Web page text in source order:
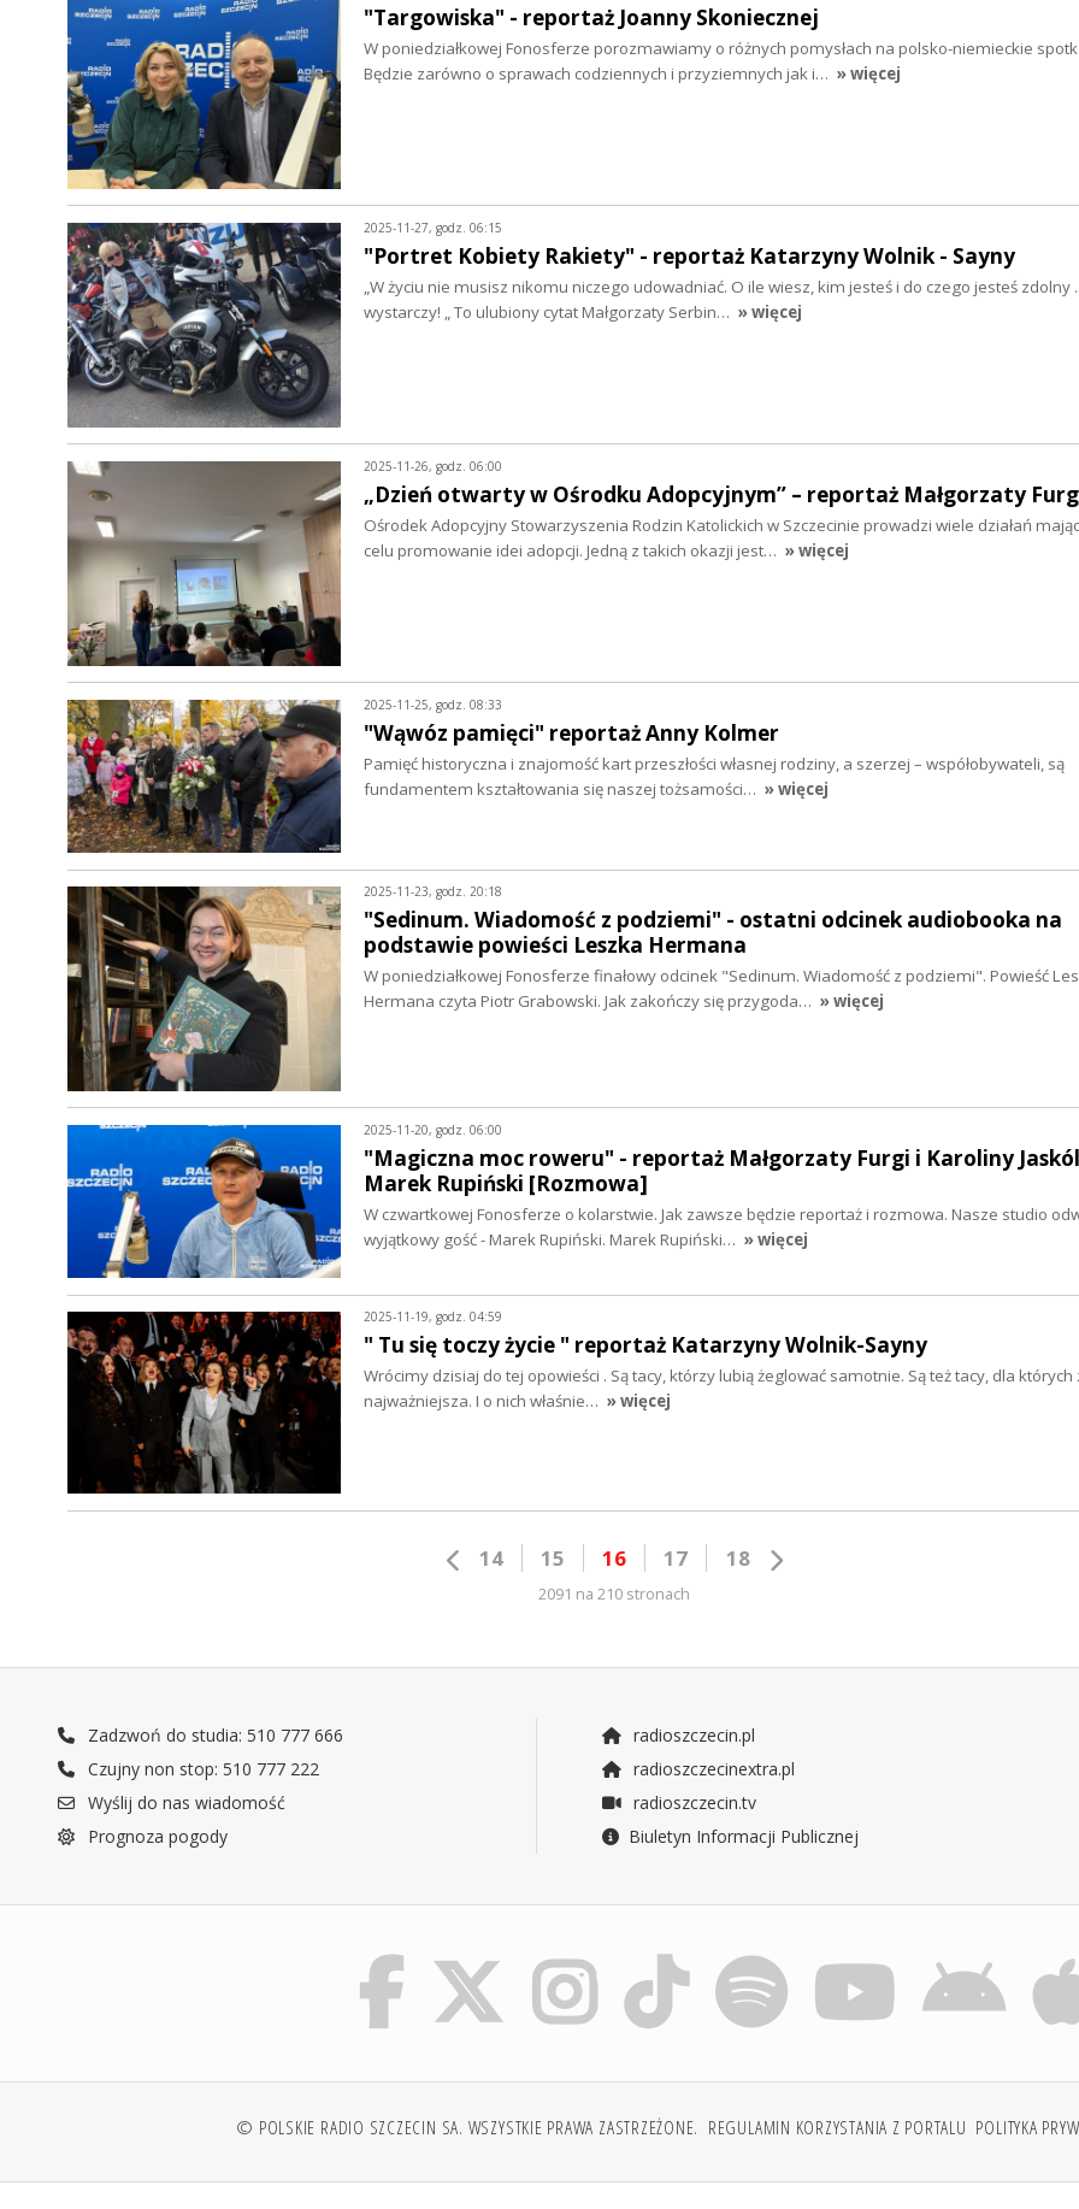
"Targowiska" - reportaż Joanny Skoniecznej
W poniedziałkowej Fonosferze porozmawiamy o różnych pomysłach na polsko-niemieckie
Będzie zarówno o sprawach codziennych i przyziemnych jak i… » więcej
2025-11-27, godz. 06:15
"Portret Kobiety Rakiety" - reportaż Katarzyny Wolnik - Sayny
„W życiu nie musisz nikomu niczego udowadniać. O ile wiesz, kim jesteś i do czego jesteś zdolny
wystarczy! „ To ulubiony cytat Małgorzaty Serbin… » więcej
2025-11-26, godz. 06:00
„Dzień otwarty w Ośrodku Adopcyjnym” – reportaż Małgorzaty
Ośrodek Adopcyjny Stowarzyszenia Rodzin Katolickich w Szczecinie prowadzi wiele działań
celu promowanie idei adopcji. Jedną z takich okazji jest… » więcej
2025-11-25, godz. 08:33
"Wąwóz pamięci" reportaż Anny Kolmer
Pamięć historyczna i znajomość kart przeszłości własnej rodziny, a szerzej – współobywateli, są
fundamentem kształtowania się naszej tożsamości… » więcej
2025-11-23, godz. 20:18
"Sedinum. Wiadomość z podziemi" - ostatni odcinek audiobooka na
podstawie powieści Leszka Hermana
W poniedziałkowej Fonosferze finałowy odcinek "Sedinum. Wiadomość z podziemi". Powieść
Hermana czyta Piotr Grabowski. Jak zakończy się przygoda… » więcej
2025-11-20, godz. 06:00
"Magiczna moc roweru" - reportaż Małgorzaty Furgi i Karoliny
Marek Rupiński [Rozmowa]
W czwartkowej Fonosferze o kolarstwie. Jak zawsze będzie reportaż i rozmowa. Nasze studio
wyjątkowy gość - Marek Rupiński. Marek Rupiński… » więcej
2025-11-19, godz. 04:59
" Tu się toczy życie " reportaż Katarzyny Wolnik-Sayny
Wrócimy dzisiaj do tej opowieści . Są tacy, którzy lubią żeglować samotnie. Są też tacy, dla których
najważniejsza. I o nich właśnie… » więcej
14 15 16 17 18
2091 na 210 stronach
Zadzwoń do studia: 510 777 666
Czujny non stop: 510 777 222
Wyślij do nas wiadomość
Prognoza pogody
radioszczecin.pl
radioszczecinextra.pl
radioszczecin.tv
Biuletyn Informacji Publicznej
© POLSKIE RADIO SZCZECIN SA. WSZYSTKIE PRAWA ZASTRZEŻONE. REGULAMIN KORZYSTANIA Z PORTALU POLITYKA